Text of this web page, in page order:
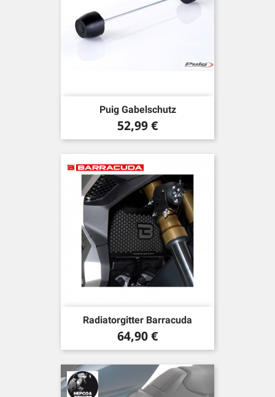
Puig Gabelschutz
Preis
52,99 €
Radiatorgitter Barracuda
Preis
64,90 €